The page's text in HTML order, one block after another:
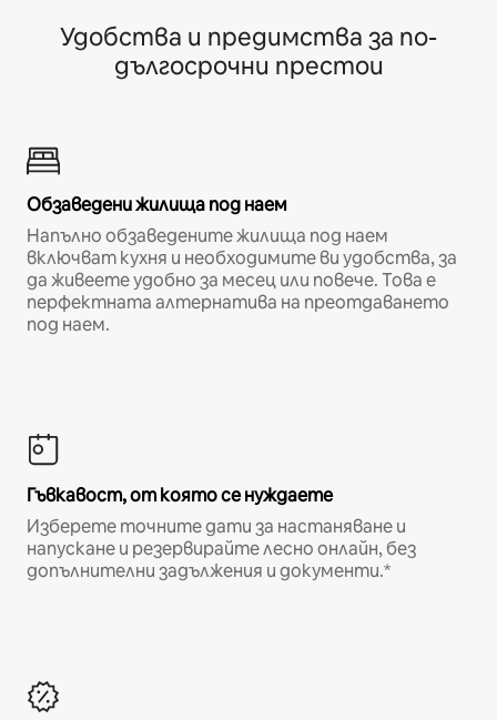
Удобства и предимства за по-
дългосрочни престои
Обзаведени жилища под наем
Напълно обзаведените жилища под наем
включват кухня и необходимите ви удобства, за
да живеете удобно за месец или повече. Това е
перфектната алтернатива на преотдаването
под наем.
Гъвкавост, от която се нуждаете
Изберете точните дати за настаняване и
напускане и резервирайте лесно онлайн, без
допълнителни задължения и документи.*